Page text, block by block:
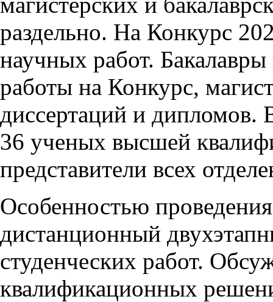
раздельно. На Конкурс
научных работ.
работы на Конкурс,
диссертаций и
36 ученых высшей
представители всех
Особенностью
дистанционный
студенческих работ.
квалификационных